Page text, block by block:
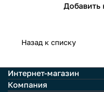
Добавить
Назад к списку
Интернет-магазин
Компания